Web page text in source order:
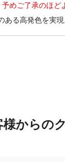
めご了承のほど
る高発色を実現
様からの